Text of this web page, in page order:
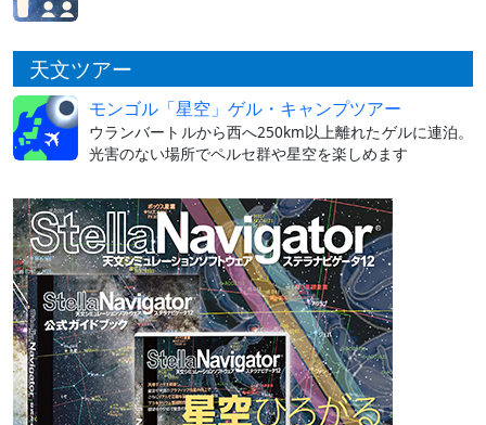
天文ツアー
モンゴル「星空」ゲル・キャンプツアー
ウランバートルから西へ250km以上離れたゲルに連泊。
光害のない場所でペルセ群や星空を楽しめます